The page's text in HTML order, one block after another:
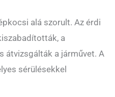
alá szorult. Az érdi
a
átvizsgálták a járművet. A
sérülésekkel